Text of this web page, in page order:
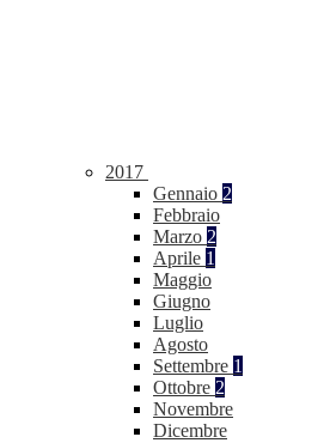
2017
Gennaio 2
Febbraio
Marzo 2
Aprile 1
Maggio
Giugno
Luglio
Agosto
Settembre 1
Ottobre 2
Novembre
Dicembre